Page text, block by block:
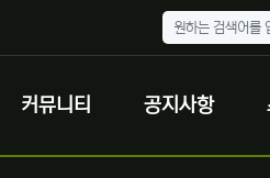
커뮤니티 공지사항